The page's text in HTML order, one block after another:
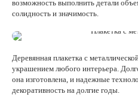
возможность выполнить детали
солидность и значимость.
Деревянная плакетка с
украшением любого интерьера.
она изготовлена, и надежные
декоративность на долгие годы.